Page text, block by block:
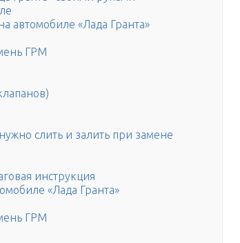
автомобиле «Лада Гранта»
ГРМ
слить и залить при замене
инструкция
«Лада Гранта»
ГРМ